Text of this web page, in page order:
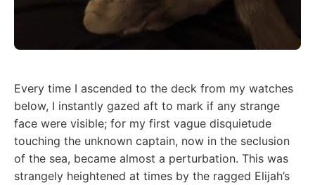
Every time I ascended to the deck from my watches
below, I instantly gazed aft to mark if any strange
face were visible; for my first vague disquietude
touching the unknown captain, now in the seclusion
of the sea, became almost a perturbation. This was
strangely heightened at times by the ragged Elijah’s